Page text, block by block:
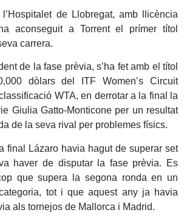
de Llobregat, amb llicència
aconseguit a Torrent el prímer títol
carrera.
de la fase prèvia, s’ha fet amb el títol
dòlars del ITF Women’s Circuit
WTA, en derrotar a la final la
Giulia Gatto-Monticone per un resultat
de la seva rival per problemes físics.
final Lázaro havia hagut de superar set
haver de disputar la fase prèvia. Es
que supera la segona ronda en un
tot i que aquest any ja havia
als tornejos de Mallorca i Madrid.